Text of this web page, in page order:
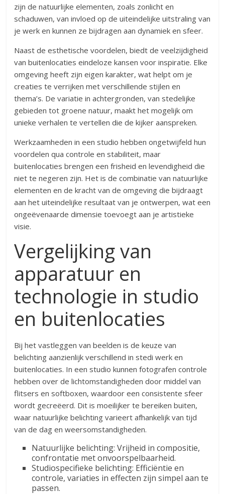
zijn de natuurlijke elementen, zoals zonlicht en
schaduwen, van invloed op de uiteindelijke uitstraling van
je werk en kunnen ze bijdragen aan dynamiek en sfeer.
Naast de esthetische voordelen, biedt de veelzijdigheid
van buitenlocaties eindeloze kansen voor inspiratie. Elke
omgeving heeft zijn eigen karakter, wat helpt om je
creaties te verrijken met verschillende stijlen en
thema’s. De variatie in achtergronden, van stedelijke
gebieden tot groene natuur, maakt het mogelijk om
unieke verhalen te vertellen die de kijker aanspreken.
Werkzaamheden in een studio hebben ongetwijfeld hun
voordelen qua controle en stabiliteit, maar
buitenlocaties brengen een frisheid en levendigheid die
niet te negeren zijn. Het is de combinatie van natuurlijke
elementen en de kracht van de omgeving die bijdraagt
aan het uiteindelijke resultaat van je ontwerpen, wat een
ongeëvenaarde dimensie toevoegt aan je artistieke
visie.
Vergelijking van
apparatuur en
technologie in studio
en buitenlocaties
Bij het vastleggen van beelden is de keuze van
belichting aanzienlijk verschillend in stedi werk en
buitenlocaties. In een studio kunnen fotografen controle
hebben over de lichtomstandigheden door middel van
flitsers en softboxen, waardoor een consistente sfeer
wordt gecreëerd. Dit is moeilijker te bereiken buiten,
waar natuurlijke belichting varieert afhankelijk van tijd
van de dag en weersomstandigheden.
Natuurlijke belichting: Vrijheid in compositie,
confrontatie met onvoorspelbaarheid.
Studiospecifieke belichting: Efficiëntie en
controle, variaties in effecten zijn simpel aan te
passen.